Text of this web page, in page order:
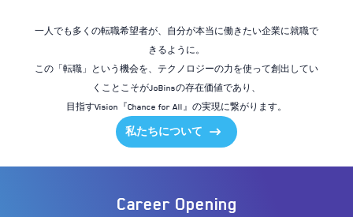
一人でも多くの転職希望者が、自分が本当に働きたい企業に就職で
きるように。
この「転職」という機会を、テクノロジーの力を使って創出してい
くことこそがJoBinsの存在価値であり、
目指すVision『Chance for All』の実現に繋がります。
私たちについて
Career Opening